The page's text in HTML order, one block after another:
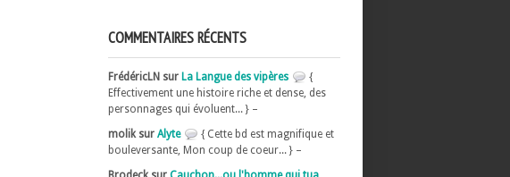
COMMENTAIRES RÉCENTS
FrédéricLN sur La Langue des vipères
{
Effectivement une histoire riche et dense, des
personnages qui évoluent... } –
molik sur Alyte
{ Cette bd est magnifique et
bouleversante, Mon coup de coeur... } –